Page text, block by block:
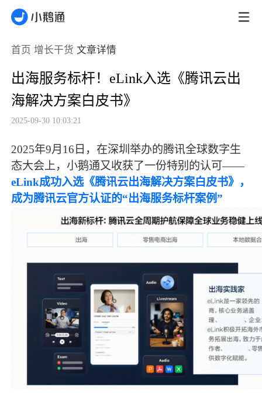
首页 增长干货 文章详情
出海服务标杆！eLink入选《腾讯云出
海解决方案白皮书》
2025-09-30 10:03:21
2025年9月16日，在深圳举办的腾讯全球数字生
态大会上，小鹅通又收获了一份特别的认可——
eLink成功入选《腾讯云出海解决方案白皮书》，
成为腾讯云官方认证的“出海服务标杆案例”